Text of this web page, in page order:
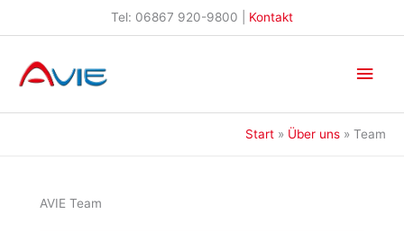
Inhalt
Tel: 06867 920-9800 | Kontakt
Start Über uns Team
AVIE Team